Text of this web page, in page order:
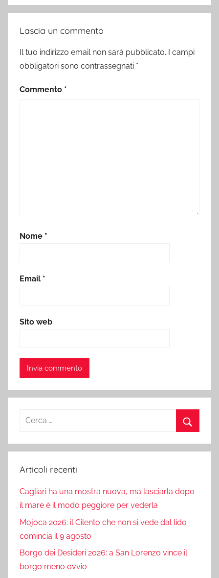
Lascia un commento
Il tuo indirizzo email non sarà pubblicato. I campi
obbligatori sono contrassegnati *
Commento *
Nome *
Email *
Sito web
Ricerca
Articoli recenti
Cagliari ha una mostra nuova, ma lasciarla dopo
il mare è il modo peggiore per vederla
Mojoca 2026: il Cilento che non si vede dal lido
comincia il 9 agosto
Borgo dei Desideri 2026: a San Lorenzo vince il
borgo meno ovvio